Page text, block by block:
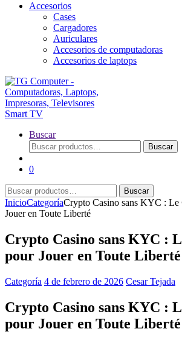
Accesorios
Cases
Cargadores
Auriculares
Accesorios de computadoras
Accesorios de laptops
Buscar
Buscar
por:
Buscar
0
Buscar
por:
Buscar
InicioCategoríaCrypto Casino sans KYC : Le
Jouer en Toute Liberté
Crypto Casino sans KYC :
pour Jouer en Toute Liberté
Categoría 4 de febrero de 2026 Cesar Tejada
Crypto Casino sans KYC :
pour Jouer en Toute Liberté